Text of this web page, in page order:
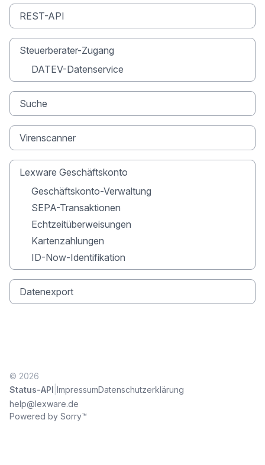
REST-API
Steuerberater-Zugang
DATEV-Datenservice
Suche
Virenscanner
Lexware Geschäftskonto
Geschäftskonto-Verwaltung
SEPA-Transaktionen
Echtzeitüberweisungen
Kartenzahlungen
ID-Now-Identifikation
Datenexport
© 2026
Status-API ImpressumDatenschutzerklärung
help@lexware.de
Powered by Sorry™